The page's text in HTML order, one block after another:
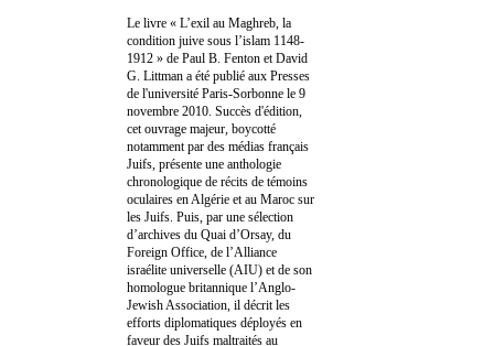
Le livre « L’exil au Maghreb, la
condition juive sous l’islam 1148-
1912 » de Paul B. Fenton et David
G. Littman a été publié aux Presses
de l'université Paris-Sorbonne le 9
novembre 2010. Succès d'édition,
cet ouvrage majeur, boycotté
notamment par des médias français
Juifs, présente une anthologie
chronologique de récits de témoins
oculaires en Algérie et au Maroc sur
les Juifs. Puis, par une sélection
d’archives du Quai d’Orsay, du
Foreign Office, de l’Alliance
israélite universelle (AIU) et de son
homologue britannique l’Anglo-
Jewish Association, il décrit les
efforts diplomatiques déployés en
faveur des Juifs maltraités au